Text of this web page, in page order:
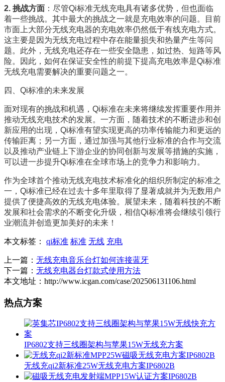
2. 挑战方面 ：尽管Qi标准无线充电具有诸多优势，但也面临
着一些挑战。其中最大的挑战之一就是充电效率的问题。目前
市面上大部分无线充电器的充电效率仍然低于有线充电方式。
这主要是因为无线充电过程中存在能量损失和热量产生等问
题。此外，无线充电还存在一些安全隐患，如过热、短路等风
险。因此，如何在保证安全性的前提下提高充电效率是Qi标准
无线充电需要解决的重要问题之一。
四、Qi标准的未来发展
面对现有的挑战和机遇，Qi标准在未来将继续发挥重要作用并
推动无线充电技术的发展。一方面，随着技术的不断进步和创
新应用的出现，Qi标准有望实现更高的功率传输能力和更远的
传输距离；另一方面，通过加强与其他行业标准的合作与交流
以及推动产业链上下游企业的协同创新与发展等措施的实施，
可以进一步提升Qi标准在全球市场上的竞争力和影响力。
作为全球首个推动无线充电技术标准化的组织所制定的标准之
一，Qi标准已经在过去十多年里取得了显著成就并为无数用户
提供了便捷高效的无线充电体验。展望未来，随着科技的不断
发展和社会需求的不断变化升级，相信Qi标准将会继续引领行
业潮流并创造更加美好的未来！
本文标签： qi标准 标准 无线 充电
上一篇： 无线充电音乐台灯如何连接蓝牙
下一篇： 无线充电器台灯款式使用方法
本文地址：http://www.icgan.com/case/202506131106.html
热点方案
IP6802支持三线圈架构与苹果15W无线充方案
无线充qi2新标准25W无线充电方案IP6802B